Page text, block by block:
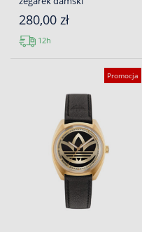
280,00 zł
12h
Promocja